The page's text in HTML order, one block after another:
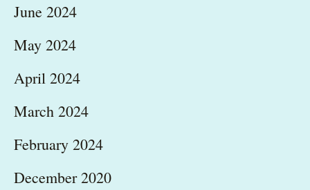
June 2024
May 2024
April 2024
March 2024
February 2024
December 2020